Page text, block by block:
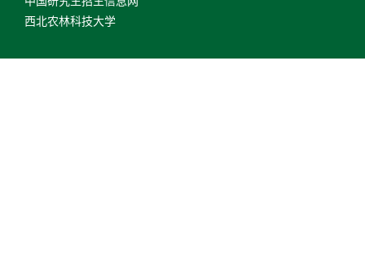
西北农林科技大学